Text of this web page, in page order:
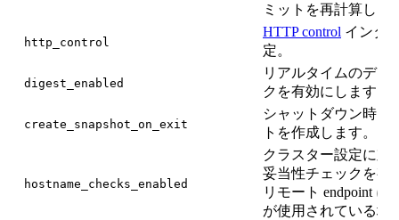
ミットを再計算しま
http_control
HTTP control インタ
定。
digest_enabled
リアルタイムのデー
クを有効にします。
create_snapshot_on_exit
シャットダウン時に
トを作成します。
hostname_checks_enabled
クラスター設定に対
妥当性チェックを有
リモート endpoint に
が使用されている場